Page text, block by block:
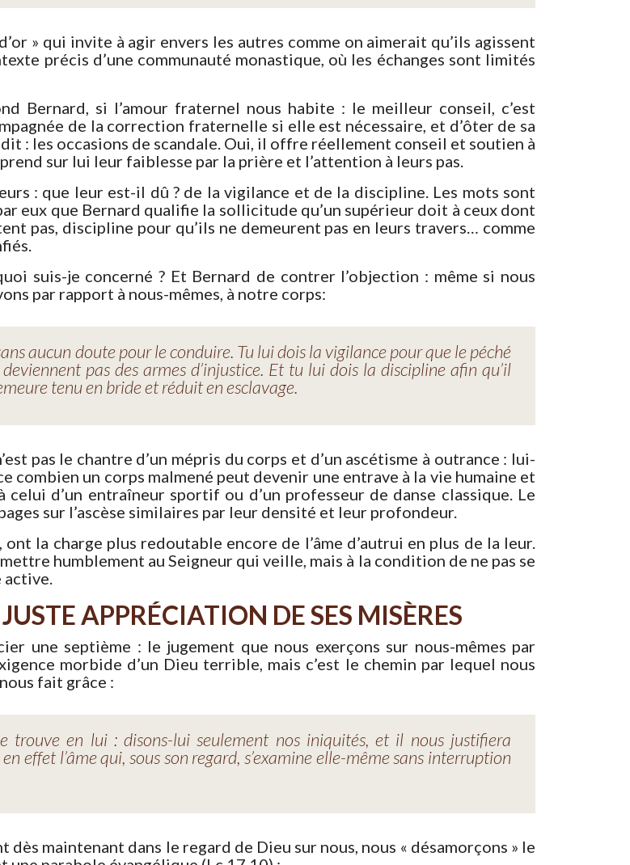
» qui invite à agir envers les autres comme on aimerait qu’ils agissent
précis d’une communauté monastique, où les échanges sont limités
Bernard, si l’amour fraternel nous habite : le meilleur conseil, c’est
de la correction fraternelle si elle est nécessaire, et d’ôter de sa
: les occasions de scandale. Oui, il offre réellement conseil et soutien à
sur lui leur faiblesse par la prière et l’attention à leurs pas.
: que leur est-il dû ? de la vigilance et de la discipline. Les mots sont
eux que Bernard qualifie la sollicitude qu’un supérieur doit à ceux dont
pas, discipline pour qu’ils ne demeurent pas en leurs travers… comme
suis-je concerné ? Et Bernard de contrer l’objection : même si nous
par rapport à nous-mêmes, à notre corps:
aucun doute pour le conduire. Tu lui dois la vigilance pour que le péché
pas des armes d’injustice. Et tu lui dois la discipline afin qu’il
tenu en bride et réduit en esclavage.
pas le chantre d’un mépris du corps et d’un ascétisme à outrance : lui-
combien un corps malmené peut devenir une entrave à la vie humaine et
d’un entraîneur sportif ou d’un professeur de danse classique. Le
sur l’ascèse similaires par leur densité et leur profondeur.
la charge plus redoutable encore de l’âme d’autrui en plus de la leur.
humblement au Seigneur qui veille, mais à la condition de ne pas se
active.
APPRÉCIATION DE SES MISÈRES
une septième : le jugement que nous exerçons sur nous-mêmes par
morbide d’un Dieu terrible, mais c’est le chemin par lequel nous
fait grâce :
trouve en lui : disons-lui seulement nos iniquités, et il nous justifiera
effet l’âme qui, sous son regard, s’examine elle-même sans interruption
maintenant dans le regard de Dieu sur nous, nous « désamorçons » le